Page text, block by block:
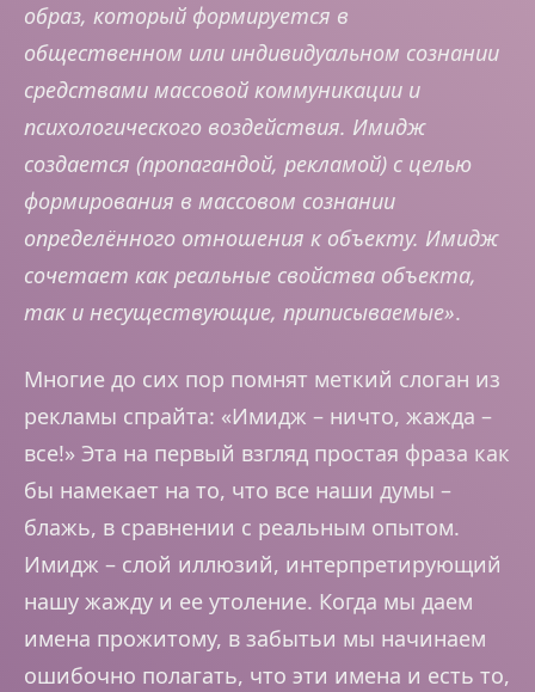
образ, который формируется в
общественном или индивидуальном сознании
средствами массовой коммуникации и
психологического воздействия. Имидж
создается (пропагандой, рекламой) с целью
формирования в массовом сознании
определённого отношения к объекту. Имидж
сочетает как реальные свойства объекта,
так и несуществующие, приписываемые».
Многие до сих пор помнят меткий слоган из
рекламы спрайта: «Имидж – ничто, жажда –
все!» Эта на первый взгляд простая фраза как
бы намекает на то, что все наши думы –
блажь, в сравнении с реальным опытом.
Имидж – слой иллюзий, интерпретирующий
нашу жажду и ее утоление. Когда мы даем
имена прожитому, в забытьи мы начинаем
ошибочно полагать, что эти имена и есть то,